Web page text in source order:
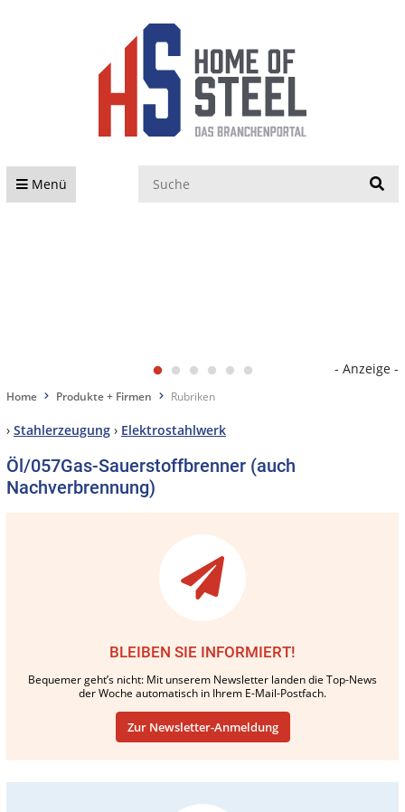
Menü
- Anzeige -
Home Produkte + Firmen Rubriken
› Stahlerzeugung › Elektrostahlwerk
Öl/057Gas-Sauerstoffbrenner (auch
Nachverbrennung)
BLEIBEN SIE INFORMIERT!
Bequemer geht’s nicht: Mit unserem Newsletter landen die Top-News
der Woche automatisch in Ihrem E-Mail-Postfach.
Zur Newsletter-Anmeldung